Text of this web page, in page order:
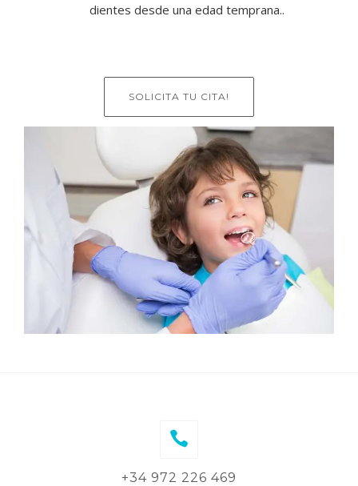
dientes desde una edad temprana..
SOLICITA TU CITA!
+34 972 226 469